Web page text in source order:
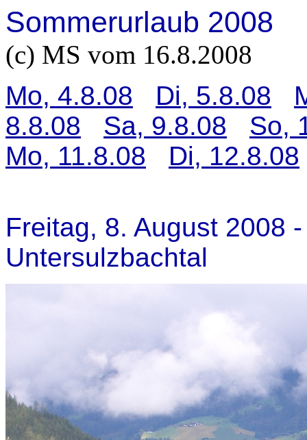
Sommerurlaub 2008
(c) MS vom 16.8.2008
Mo, 4.8.08
Di, 5.8.08
8.8.08
Sa, 9.8.08
So,
Mo, 11.8.08
Di, 12.8.08
Freitag, 8. August 2008
Untersulzbachtal